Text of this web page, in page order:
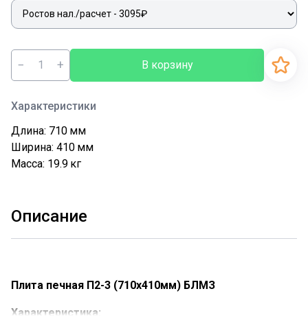
− + В корзину
Характеристики
Длина: 710 мм
Ширина: 410 мм
Масса: 19.9 кг
Описание
Плита печная П2-3 (710х410мм) БЛМЗ
Характеристика: